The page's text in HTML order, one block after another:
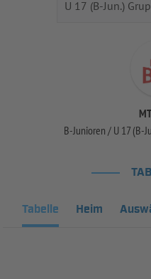
B-Junioren / U 17 (B-
Tabelle Heim